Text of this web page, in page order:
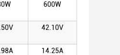
600W
42.10V
14.25A